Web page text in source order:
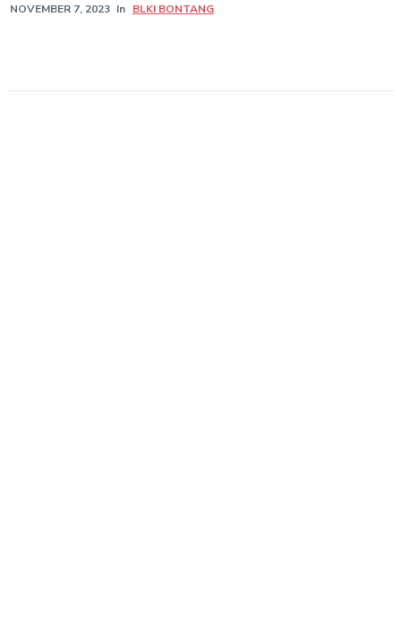
NOVEMBER 7, 2023 In BLKI BONTANG